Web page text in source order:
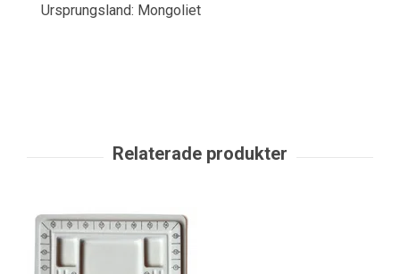
Ursprungsland: Mongoliet